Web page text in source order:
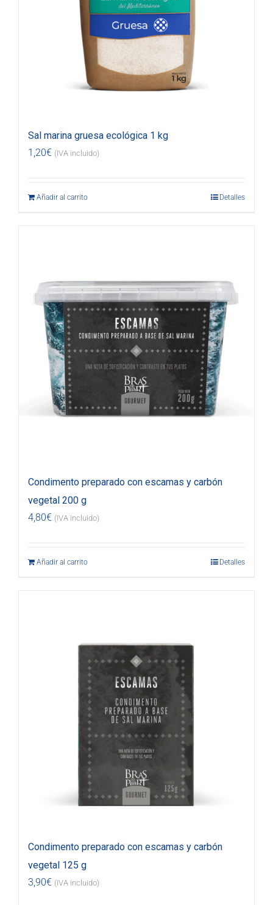
Sal marina gruesa ecológica 1 kg
1,20€ (IVA incluido)
Añadir al carrito Detalles
Condimento preparado con escamas y carbón
vegetal 200 g
4,80€ (IVA incluido)
Añadir al carrito Detalles
Condimento preparado con escamas y carbón
vegetal 125 g
3,90€ (IVA incluido)